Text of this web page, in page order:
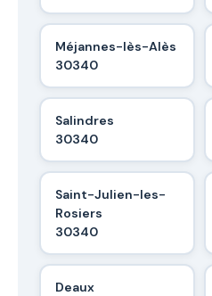
Méjannes-lès-Alès
30340
Salindres
30340
Saint-Julien-les-
Rosiers
30340
Deaux